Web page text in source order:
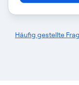
Häufig gestellte